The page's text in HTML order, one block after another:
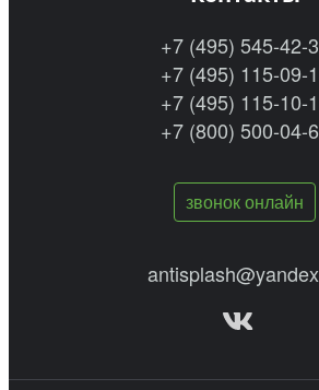
+7 (495) 545-42-
+7 (495) 115-09-
+7 (495) 115-10-
+7 (800) 500-04-
звонок онлайн